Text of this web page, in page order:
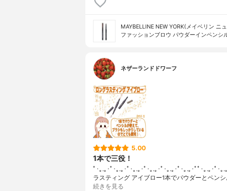
MAYBELLINE NEW YORK(メイベリン ニ
ファッションブロウ パウダーイン​ペンシ
ネザーランドドワーフ
5.00
1本で三役！
ﾟ･｡.｡･ﾟ･｡.｡･ﾟ･｡.｡･ﾟ･｡.｡･ﾟ･｡.｡･ﾟ･｡.｡･ﾟﾟ･｡.｡･ﾟ･｡
ラスティング アイブロー1本でパウダーとペン
続きを見る